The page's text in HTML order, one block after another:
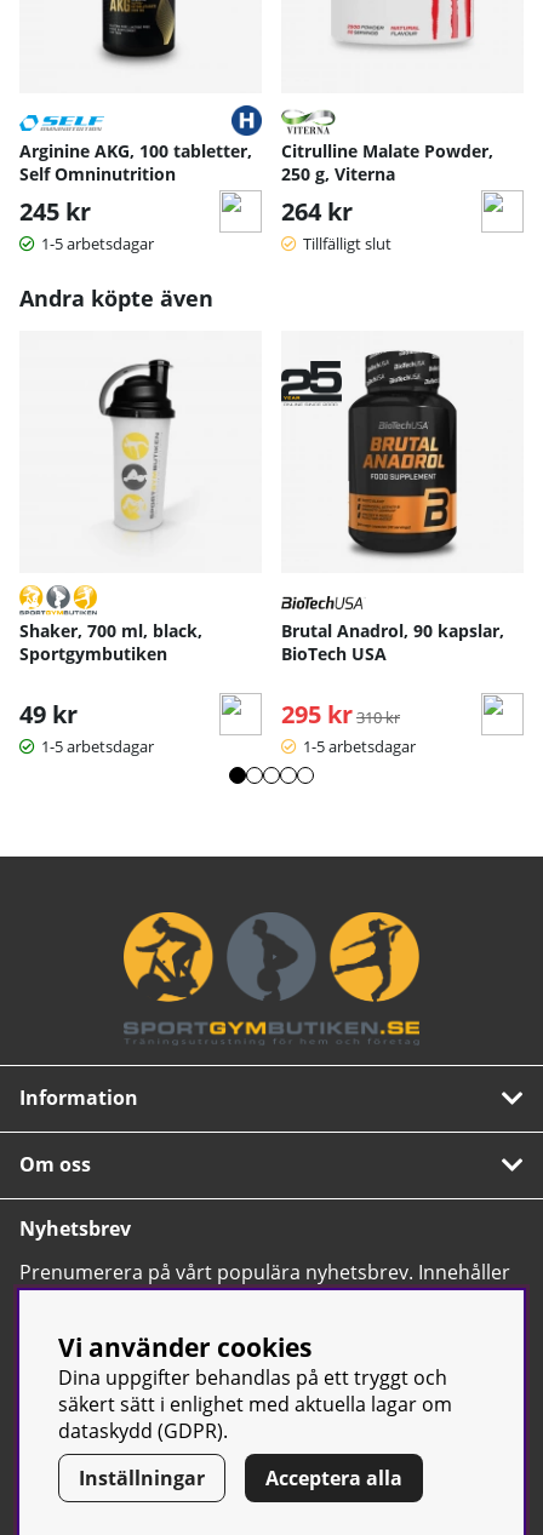
Arginine AKG, 100 tabletter,
Self Omninutrition
245 kr
1-5 arbetsdagar
Citrulline Malate Powder,
250 g, Viterna
264 kr
Tillfälligt slut
Andra köpte även
Shaker, 700 ml, black,
Sportgymbutiken
49 kr
1-5 arbetsdagar
Brutal Anadrol, 90 kapslar,
BioTech USA
295 kr Ordinarie pris:
310 kr
1-5 arbetsdagar
Information
Om oss
Nyhetsbrev
Prenumerera på vårt populära nyhetsbrev. Innehåller
tips, nyheter och våra allra bästa erbjudanden.
© Sport & Gym Butiken JTC AB | Kontakta oss| All rights reserved
| Org.nr: 556668-7058 | Tel: 0500-42 87 00
Vi använder cookies
Dina uppgifter behandlas på ett tryggt och
säkert sätt i enlighet med aktuella lagar om
dataskydd (GDPR).
Inställningar
Acceptera alla